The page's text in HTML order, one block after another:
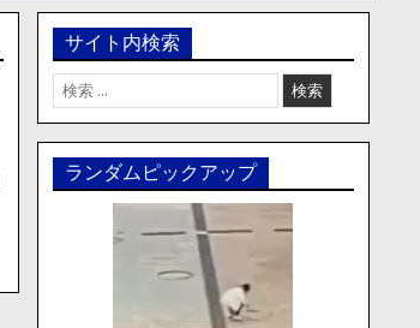
サイト内検索
検
索:
ランダムピックアップ